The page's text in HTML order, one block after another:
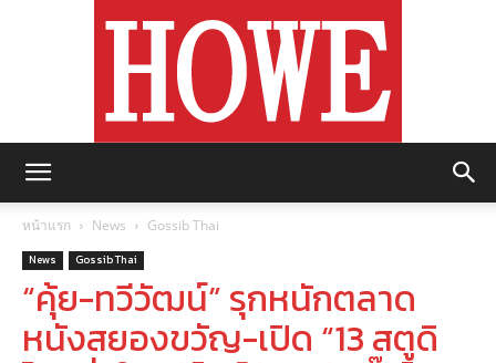
หน้าแรก News Gossib Thai
News Gossib Thai
“คุ้ย-ทวีวัฒน์” รุกหนักตลาด
หนังสยองขวัญ-เปิด “13 สตูดิ